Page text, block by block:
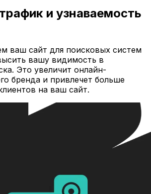
и узнаваемость
ваш сайт для поисковых систем
вашу видимость в
Это увеличит онлайн-
бренда и привлечет больше
на ваш сайт.